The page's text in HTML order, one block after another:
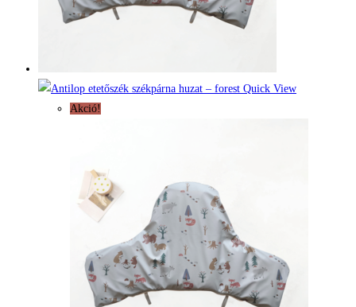
Quick View
Akció!